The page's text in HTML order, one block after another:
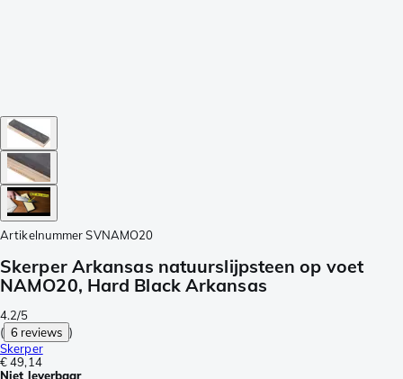
Artikelnummer SVNAMO20
Skerper Arkansas natuurslijpsteen op voet
NAMO20, Hard Black Arkansas
4.2/5
( 6 reviews )
Skerper
€ 49,14
Niet leverbaar